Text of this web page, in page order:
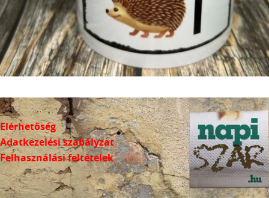
Elérhetőség
Adatkezelési szabályzat
Felhasználási feltételek